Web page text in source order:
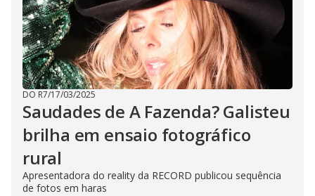
DO R7/17/03/2025
Saudades de A Fazenda? Galisteu
brilha em ensaio fotográfico
rural
Apresentadora do reality da RECORD publicou sequência
de fotos em haras